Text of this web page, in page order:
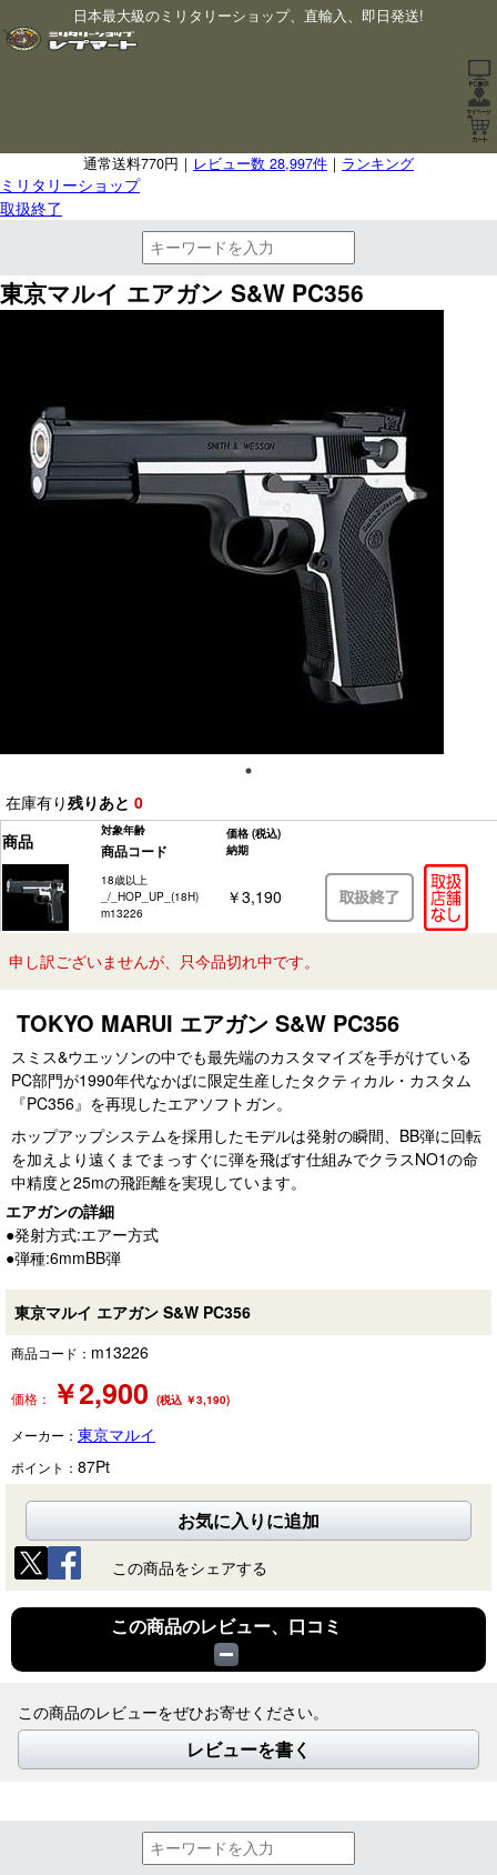
日本最大級のミリタリーショップ、直輸入、即日発送!
通常送料770円｜ レビュー数 28,997件 ｜ ランキング
ミリタリーショップ
取扱終了
東京マルイ エアガン S&W PC356
在庫有り残りあと 0
商品
対象年齢
商品コード
価格 (税込)
納期
18歳以上
_/_HOP_UP_(18H)
m13226
￥3,190
申し訳ございませんが、只今品切れ中です。
TOKYO MARUI エアガン S&W PC356
スミス&ウエッソンの中でも最先端のカスタマイズを手がけている
PC部門が1990年代なかばに限定生産したタクティカル・カスタム
『PC356』を再現したエアソフトガン。
ホップアップシステムを採用したモデルは発射の瞬間、BB弾に回転
を加えより遠くまでまっすぐに弾を飛ばす仕組みでクラスNO1の命
中精度と25mの飛距離を実現しています。
エアガンの詳細
●発射方式:エアー方式
●弾種:6mmBB弾
東京マルイ エアガン S&W PC356
商品コード： m13226
価格： ￥2,900 (税込 ￥3,190)
メーカー： 東京マルイ
ポイント： 87Pt
お気に入りに追加
この商品をシェアする
この商品のレビュー、口コミ
この商品のレビューをぜひお寄せください。
レビューを書く